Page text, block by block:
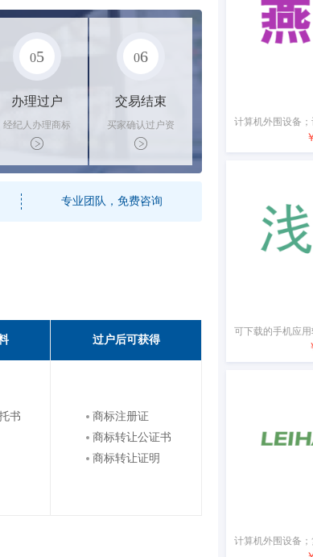
05
办理过户
经纪人办理商标
转让手续，交付
相关证书
06
交易结束
买家确认过户资
料后，平台解冻
资金支付卖家
专业团队，免费咨询
过户后可获得
书
商标注册证
商标转让公证书
商标转让证明